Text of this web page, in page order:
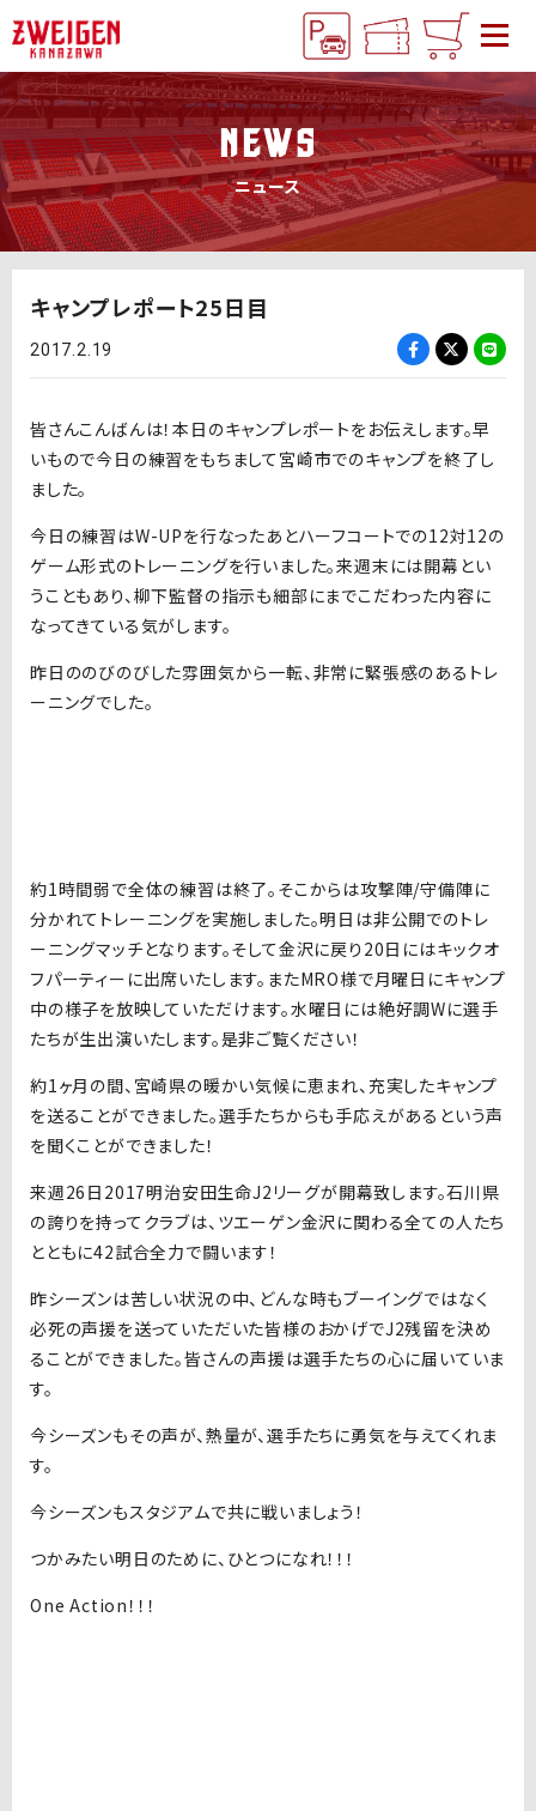
NEWS
ニュース
キャンプレポート25日目
2017.2.19
皆さんこんばんは！本日のキャンプレポートをお伝えします。早
いもので今日の練習をもちまして宮崎市でのキャンプを終了し
ました。
今日の練習はW-UPを行なったあとハーフコートでの12対12の
ゲーム形式のトレーニングを行いました。来週末には開幕とい
うこともあり、柳下監督の指示も細部にまでこだわった内容に
なってきている気がします。
昨日ののびのびした雰囲気から一転、非常に緊張感のあるトレ
ーニングでした。
約1時間弱で全体の練習は終了。そこからは攻撃陣/守備陣に
分かれてトレーニングを実施しました。明日は非公開でのトレ
ーニングマッチとなります。そして金沢に戻り20日にはキックオ
フパーティーに出席いたします。またMRO様で月曜日にキャンプ
中の様子を放映していただけます。水曜日には絶好調Wに選手
たちが生出演いたします。是非ご覧ください！
約1ヶ月の間、宮崎県の暖かい気候に恵まれ、充実したキャンプ
を送ることができました。選手たちからも手応えがあるという声
を聞くことができました！
来週26日2017明治安田生命J2リーグが開幕致します。石川県
の誇りを持ってクラブは、ツエーゲン金沢に関わる全ての人たち
とともに42試合全力で闘います！
昨シーズンは苦しい状況の中、どんな時もブーイングではなく
必死の声援を送っていただいた皆様のおかげでJ2残留を決め
ることができました。皆さんの声援は選手たちの心に届いていま
す。
今シーズンもその声が、熱量が、選手たちに勇気を与えてくれま
す。
今シーズンもスタジアムで共に戦いましょう！
つかみたい明日のために、ひとつになれ！！！
One Action！！！